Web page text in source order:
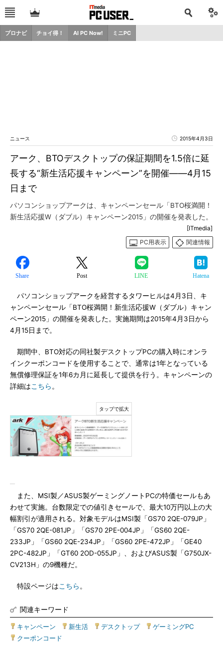
プロナビ チョイ得！ AI PC Now! ミニPC
ニュース 2015年4月3日
アーク、BTOデスクトップの保証期間を1.5倍に延
長する“新生活応援キャンペーン”を開催――4月15
日まで
パソコンショップアークは、キャンペーンセール「BTO桜満開！
新生活応援W（ダブル）キャンペーン2015」の開催を発表した。
[ITmedia]
PC用表示
関連情報
Share Post LINE Hatena
パソコンショップアークを経営するタワーヒルは4月3日、キ
ャンペーンセール「BTO桜満開！新生活応援W（ダブル）キャン
ペーン2015」の開催を発表した。実施期間は2015年4月3日から
4月15日まで。
期間中、BTO対応の同社製デスクトップPCの購入時にオンラ
インクーポンコードを使用することで、通常は1年となっている
無償修理保証を1年6カ月に延長して提供を行う。キャンペーンの
詳細はこちら 。
また、MSI製／ASUS製ゲーミングノートPCの特価セールもあ
わせて実施。台数限定での値引きセールで、最大10万円以上の大
幅割引が適用される。対象モデルはMSI製「GS70 2QE-079JP」
「GS70 2QE-081JP」「GS70 2PE-004JP」「GS60 2QE-
233JP」「GS60 2QE-234JP」「GS60 2PE-472JP」「GE40
2PC-482JP」「GT60 2OD-055JP」、およびASUS製「G750JX-
CV213H」の9機種だ。
特設ページはこちら 。
関連キーワード
キャンペーン 新生活 デスクトップ| ゲーミングPC
クーポンコード